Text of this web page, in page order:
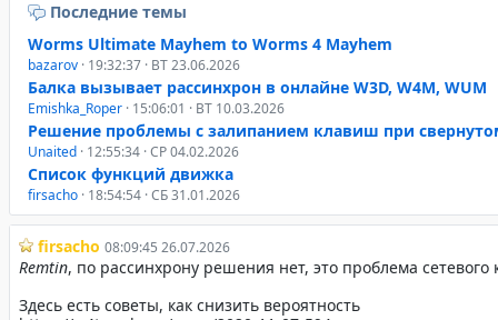
Последние темы
Worms Ultimate Mayhem to Worms 4 Mayhem
bazarov · 19:32:37 · ВТ 23.06.2026
Балка вызывает рассинхрон в онлайне W3D, W4M, WUM
Emishka_Roper · 15:06:01 · ВТ 10.03.2026
Решение проблемы с залипанием клавиш при
Unaited · 12:55:34 · СР 04.02.2026
Список функций движка
firsacho · 18:54:54 · СБ 31.01.2026